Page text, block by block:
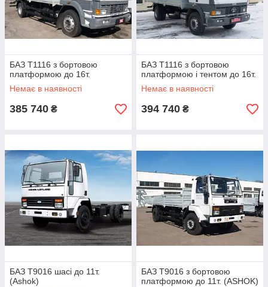
БАЗ Т1116 з бортовою
платформою до 16т.
Немає в наявності
385 740 ₴
БАЗ Т1116 з бортовою
платформою і тентом до 16т.
Немає в наявності
394 740 ₴
БАЗ Т9016 шасі до 11т.
(Ashok)
БАЗ Т9016 з бортовою
платформою до 11т. (ASHOK)